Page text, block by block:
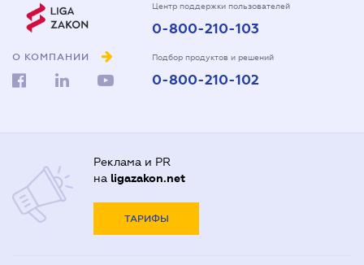
О КОМПАНИИ
Центр поддержки пользователей
0-800-210-103
Подбор продуктов и решений
0-800-210-102
Реклама и PR
на ligazakon.net
ТАРИФЫ